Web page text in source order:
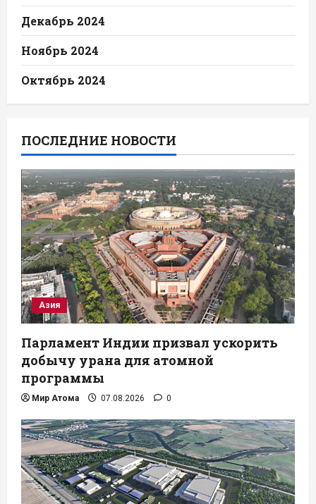
Декабрь 2024
Ноябрь 2024
Октябрь 2024
ПОСЛЕДНИЕ НОВОСТИ
Азия
Парламент Индии призвал ускорить
добычу урана для атомной
программы
Мир Атома 07.08.2026 0